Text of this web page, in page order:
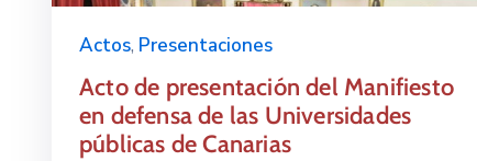
Actos, Presentaciones
Acto de presentación del Manifiesto
en defensa de las Universidades
públicas de Canarias